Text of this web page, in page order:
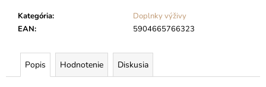
Kategória:
Doplnky výživy
EAN: 5904665766323
Popis Hodnotenie Diskusia
ú